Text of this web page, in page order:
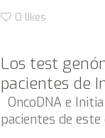
0 likes
Los test
pacientes de
OncoDNA e
pacientes de